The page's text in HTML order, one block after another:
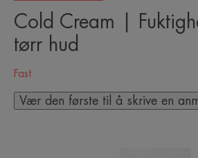
Cold Cream |
tørr hud
Fast
Vær den første til å skrive en